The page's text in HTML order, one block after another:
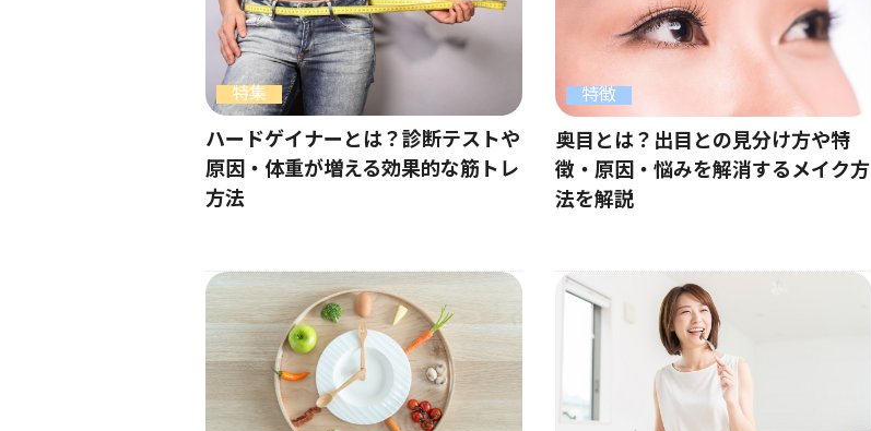
特集
ハードゲイナーとは？診断テストや
原因・体重が増える効果的な筋トレ
方法
特徴
奥目とは？出目との見分け方や特
徴・原因・悩みを解消するメイク方
法を解説